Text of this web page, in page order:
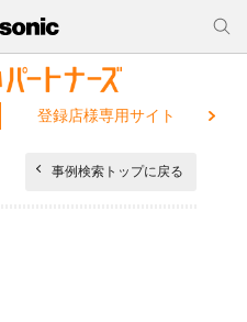
登録店様専用サイト
事例検索トップに戻る